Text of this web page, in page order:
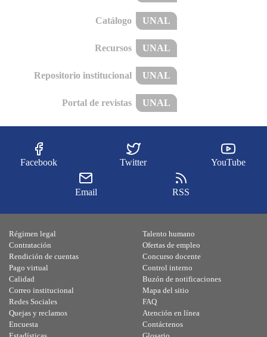
Catálogo UNAL
Recursos UNAL
Repositorio institucional UNAL
Portal de revistas UNAL
Facebook Twitter YouTube
Email RSS
Régimen legal
Contratación
Rendición de cuentas
Pago virtual
Calidad
Talento humano
Ofertas de empleo
Concurso docente
Control interno
Buzón de notificaciones
Correo institucional
Redes Sociales
Quejas y reclamos
Encuesta
Mapa del sitio
FAQ
Atención en línea
Contáctenos